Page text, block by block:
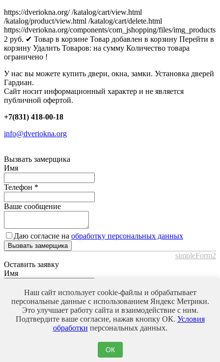
https://dveriokna.org/ /katalog/cart/view.html
/katalog/product/view.html /katalog/cart/delete.html
https://dveriokna.org/components/com_jshopping/files/img_products
2 руб. ✔ Товар в корзине Товар добавлен в корзину Перейти в
корзину Удалить Товаров: на сумму Количество товара
ограничено !
У нас вы можете купить двери, окна, замки. Установка дверей
Гардиан.
Сайт носит информационный характер и не является
публичной офертой.
+7(831) 418-00-18
info@dveriokna.org
Вызвать замерщика
Имя
Телефон *
Ваше сообщение
Даю согласие на обработку персональных данных
Вызвать замерщика
simpleForm2
Оставить заявку
Имя
Телефон*
Ваше сообщение
обработку персональных данных
Наш сайт использует cookie-файлы и обрабатывает
персональные данные с использованием Яндекс Метрики.
Это улучшает работу сайта и взаимодействие с ним.
Подтвердите ваше согласие, нажав кнопку ОК. Условия
обработки персональных данных.
ОК